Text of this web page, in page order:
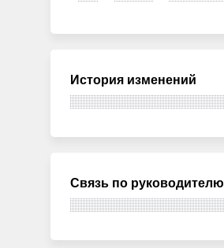
История изменений
Связь по руководителю